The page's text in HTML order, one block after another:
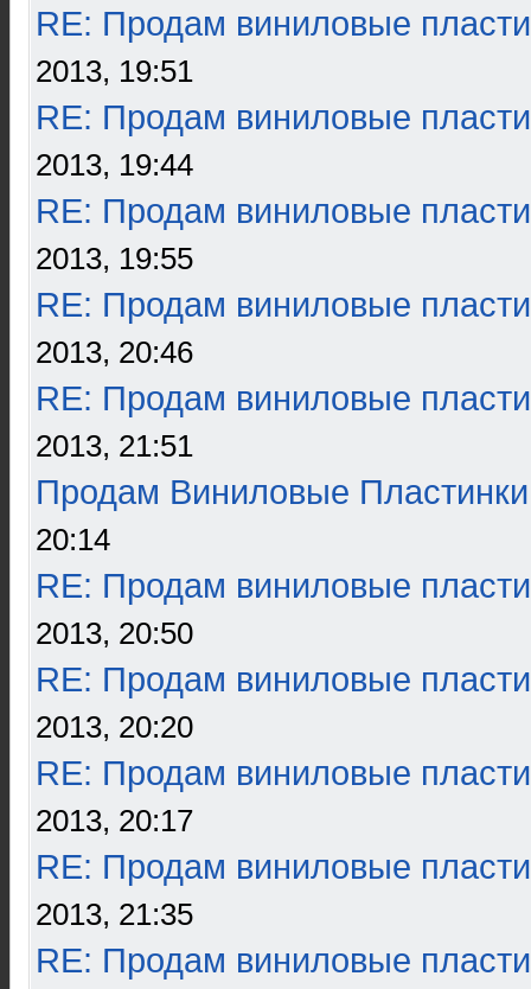
RE: Продам виниловые
2013, 19:51
RE: Продам виниловые
2013, 19:44
RE: Продам виниловые
2013, 19:55
RE: Продам виниловые
2013, 20:46
RE: Продам виниловые
2013, 21:51
Продам Виниловые Пластинки
20:14
RE: Продам виниловые
2013, 20:50
RE: Продам виниловые
2013, 20:20
RE: Продам виниловые
2013, 20:17
RE: Продам виниловые
2013, 21:35
RE: Продам виниловые